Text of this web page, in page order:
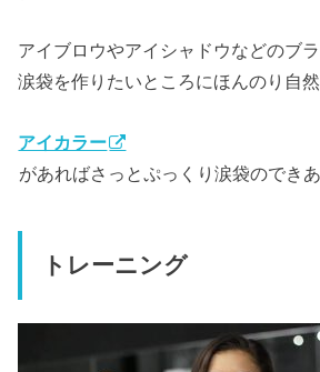
アイブロウやアイシャドウなどのブ
涙袋を作りたいところにほんのり自然
アイカラー
があればさっとぷっくり涙袋のできあ
トレーニング